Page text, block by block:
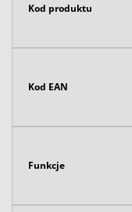
Kod produktu
Kod EAN
Funkcje